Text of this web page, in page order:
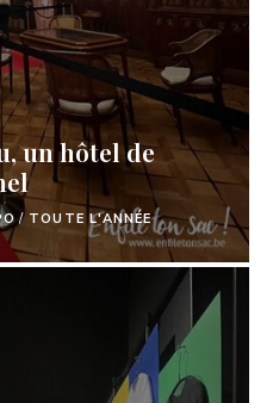
un hôtel de
/ TOUTE L'ANNÉE